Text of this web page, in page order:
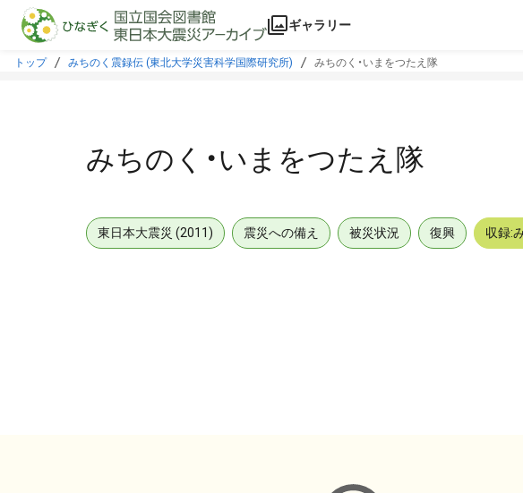
本文に飛ぶ
ギャラリー
トップ みちのく震録伝 (東北大学災害科学国際研究所) みちのく・いまをつたえ隊
みちのく・いまをつたえ隊
東日本大震災 (2011) 震災への備え 被災状況 復興 収録: